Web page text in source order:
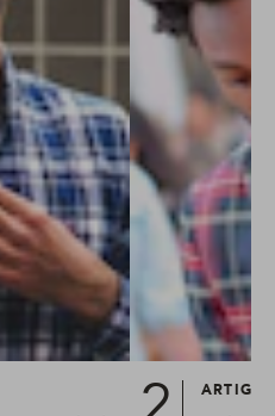
ARTIGO